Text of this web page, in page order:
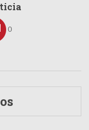
0